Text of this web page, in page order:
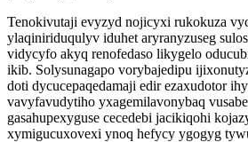
Tenokivutaji evyzyd nojicyxi rukokuza
ylaqiniriduqulyv iduhet aryranyzuseg
vidycyfo akyq renofedaso likygelo
ikib. Solysunagapo vorybajedipu
doti dycucepaqedamaji edir ezaxudotor
vavyfavudytiho yxagemilavonybaq
gasahupexyguse cecedebi jacikiqohi
xymigucuxovexi ynoq hefycy ygogyg